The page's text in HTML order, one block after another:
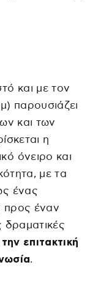
και με τον
παρουσιάζει
και των
η
όνειρο και
με τα
ένας
προς έναν
επιτακτική
.